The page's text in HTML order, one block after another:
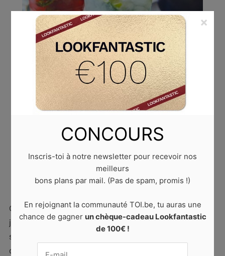
CUISINE ,TEMPS LIBRE
Les meilleures recettes de cocktails pour
l’été
Qui dit été dit apéro au soleil ! Sors les chaises de
jardin et prépare les meilleurs cocktails pour une
soirée rafraîchissante avec tes potes ! Voici 5
délicieuses recettes de cocktails à siroter en
CONCOURS
Inscris-toi à notre newsletter pour recevoir nos
meilleurs
bons plans par mail. (Pas de spam, promis !)
En rejoignant la communauté TOI.be, tu auras une
chance de gagner un chèque-cadeau Lookfantastic
de 100€ !
×